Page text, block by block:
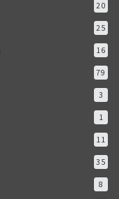
20
25
16
79
3
1
11
35
8